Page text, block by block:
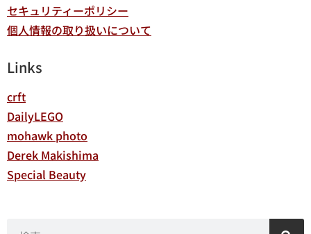
セキュリティーポリシー
個人情報の取り扱いについて
Links
crft
DailyLEGO
mohawk photo
Derek Makishima
Special Beauty